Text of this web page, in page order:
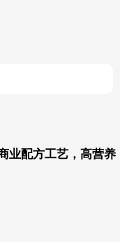
业配方工艺，高营养